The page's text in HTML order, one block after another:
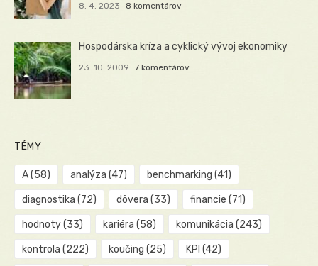
8. 4. 2023 8 komentárov
Hospodárska kríza a cyklický vývoj ekonomiky
23. 10. 2009 7 komentárov
TÉMY
A(58) analýza (47) benchmarking (41)
diagnostika (72) dôvera (33) financie (71)
hodnoty(33) kariéra (58) komunikácia (243)
kontrola (222) koučing (25) KPI (42)